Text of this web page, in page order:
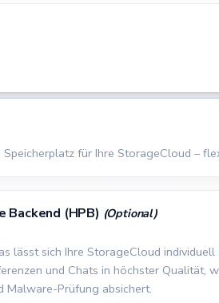
für Ihre StorageCloud –
Backend (HPB) (Optional)
lässt sich Ihre StorageCloud
und Chats in höchster Qualität,
Malware-Prüfung absichert.